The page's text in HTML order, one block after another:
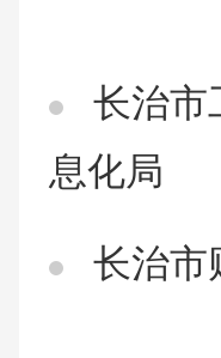
长治市
息化局
长治市